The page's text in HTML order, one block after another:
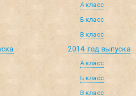
А класс
Б класс
В класс
2014 год выпуска
А класс
Б класс
В класс